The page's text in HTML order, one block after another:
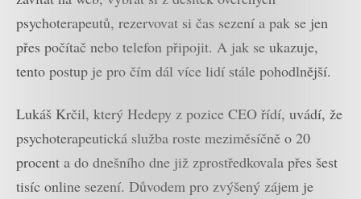
psychoterapeutů, rezervovat si čas sezení a pak se jen
přes počítač nebo telefon připojit. A jak se ukazuje,
tento postup je pro čím dál více lidí stále pohodlnější.
Lukáš Krčil, který Hedepy z pozice CEO řídí, uvádí, že
psychoterapeutická služba roste meziměsíčně o 20
procent a do dnešního dne již zprostředkovala přes šest
tisíc online sezení. Důvodem pro zvýšený zájem je